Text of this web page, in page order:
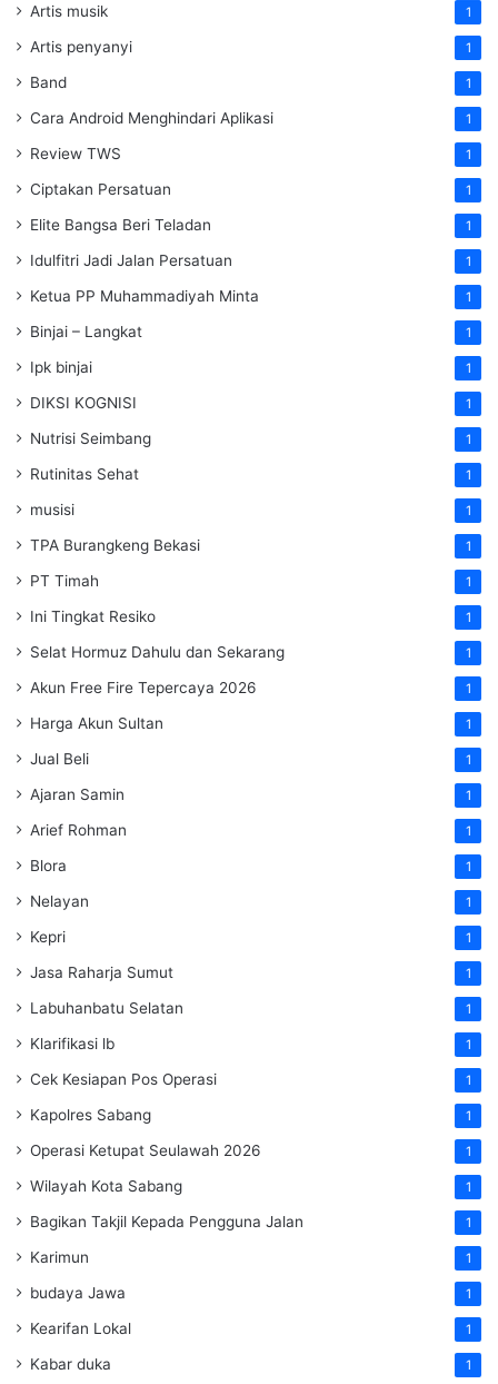
Artis musik 1
Artis penyanyi 1
Band 1
Cara Android Menghindari Aplikasi 1
Review TWS 1
Ciptakan Persatuan 1
Elite Bangsa Beri Teladan 1
Idulfitri Jadi Jalan Persatuan 1
Ketua PP Muhammadiyah Minta 1
Binjai – Langkat 1
Ipk binjai 1
DIKSI KOGNISI 1
Nutrisi Seimbang 1
Rutinitas Sehat 1
musisi 1
TPA Burangkeng Bekasi 1
PT Timah 1
Ini Tingkat Resiko 1
Selat Hormuz Dahulu dan Sekarang 1
Akun Free Fire Tepercaya 2026 1
Harga Akun Sultan 1
Jual Beli 1
Ajaran Samin 1
Arief Rohman 1
Blora 1
Nelayan 1
Kepri 1
Jasa Raharja Sumut 1
Labuhanbatu Selatan 1
Klarifikasi lb 1
Cek Kesiapan Pos Operasi 1
Kapolres Sabang 1
Operasi Ketupat Seulawah 2026 1
Wilayah Kota Sabang 1
Bagikan Takjil Kepada Pengguna Jalan 1
Karimun 1
budaya Jawa 1
Kearifan Lokal 1
Kabar duka 1